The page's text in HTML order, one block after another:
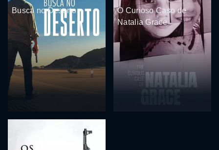
Busca no Deserto
O Curioso Caso de
Natalia Grace